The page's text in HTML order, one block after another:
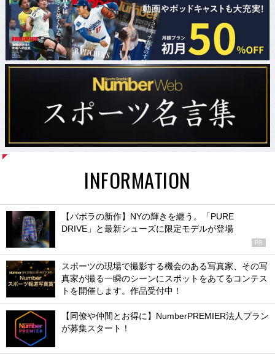
INFORMATION
【バボラの新作】NYの輝きを纏う。「PURE
DRIVE」と最新シューズに限定モデルが登場
PR
スポーツの現場で撮影する機会のある写真家、その写
真家が撮る一瞬のシーンにスポットをあてるコンテス
トを開催します。作品受付中！
【同僚や仲間とお得に】NumberPREMIER法人プラン
が募集スタート！